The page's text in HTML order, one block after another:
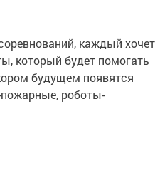
каждый хочет
который будет помогать
будущем появятся
роботы-